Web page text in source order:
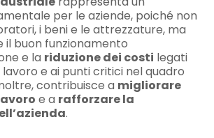
per le aziende, poiché non
i beni e le attrezzature, ma
il buon funzionamento
e la riduzione dei costi legati
e ai punti critici nel quadro
contribuisce a migliorare
e a rafforzare la
.